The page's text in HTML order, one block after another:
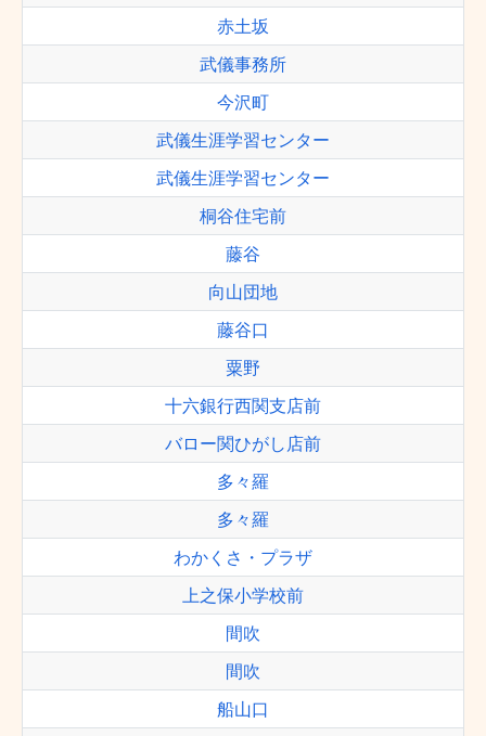
赤土坂
武儀事務所
今沢町
武儀生涯学習センター
武儀生涯学習センター
桐谷住宅前
藤谷
向山団地
藤谷口
粟野
十六銀行西関支店前
バロー関ひがし店前
多々羅
多々羅
わかくさ・プラザ
上之保小学校前
間吹
間吹
船山口